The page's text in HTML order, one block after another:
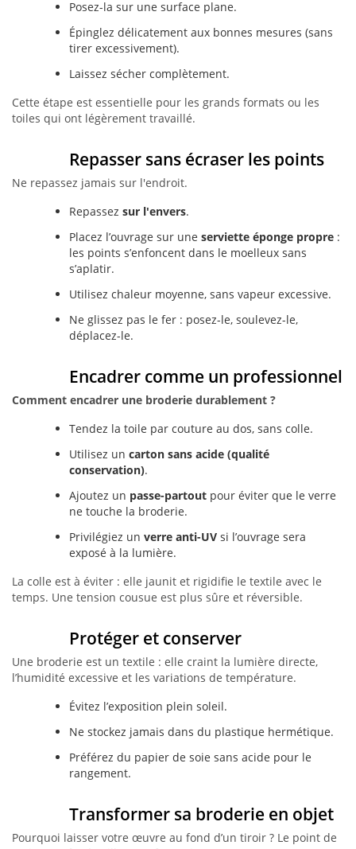
Posez-la sur une surface plane.
Épinglez délicatement aux bonnes mesures (sans
tirer excessivement).
Laissez sécher complètement.
Cette étape est essentielle pour les grands formats ou les
toiles qui ont légèrement travaillé.
Repasser sans écraser les points
Ne repassez jamais sur l'endroit.
Repassez sur l'envers.
Placez l’ouvrage sur une serviette éponge propre :
les points s’enfoncent dans le moelleux sans
s’aplatir.
Utilisez chaleur moyenne, sans vapeur excessive.
Ne glissez pas le fer : posez-le, soulevez-le,
déplacez-le.
Encadrer comme un professionnel
Comment encadrer une broderie durablement ?
Tendez la toile par couture au dos, sans colle.
Utilisez un carton sans acide (qualité
conservation).
Ajoutez un passe-partout pour éviter que le verre
ne touche la broderie.
Privilégiez un verre anti-UV si l’ouvrage sera
exposé à la lumière.
La colle est à éviter : elle jaunit et rigidifie le textile avec le
temps. Une tension cousue est plus sûre et réversible.
Protéger et conserver
Une broderie est un textile : elle craint la lumière directe,
l’humidité excessive et les variations de température.
Évitez l’exposition plein soleil.
Ne stockez jamais dans du plastique hermétique.
Préférez du papier de soie sans acide pour le
rangement.
Transformer sa broderie en objet
Pourquoi laisser votre œuvre au fond d’un tiroir ? Le point de